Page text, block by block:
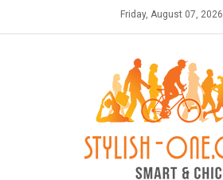
Friday, August 07, 2026